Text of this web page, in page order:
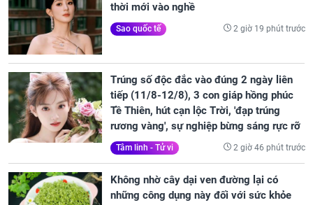
thời mới vào nghề
Sao quốc tế 2 giờ 19 phút trước
Trúng số độc đắc vào đúng 2 ngày liên
tiếp (11/8-12/8), 3 con giáp hồng phúc
Tề Thiên, hút cạn lộc Trời, 'đạp trúng
rương vàng', sự nghiệp bừng sáng rực rỡ
Tâm linh - Tử vi 2 giờ 46 phút trước
Không nhờ cây dại ven đường lại có
những công dụng này đối với sức khỏe